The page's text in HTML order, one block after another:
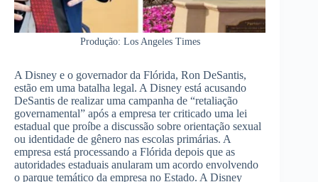
Produção: Los Angeles Times
A Disney e o governador da Flórida, Ron DeSantis,
estão em uma batalha legal. A Disney está acusando
DeSantis de realizar uma campanha de “retaliação
governamental” após a empresa ter criticado uma lei
estadual que proíbe a discussão sobre orientação sexual
ou identidade de gênero nas escolas primárias. A
empresa está processando a Flórida depois que as
autoridades estaduais anularam um acordo envolvendo
o parque temático da empresa no Estado. A Disney